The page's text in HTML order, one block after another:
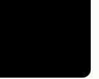
Czyste
należy: